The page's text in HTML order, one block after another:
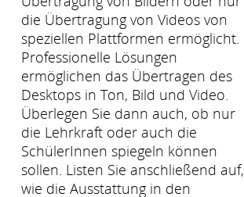
die Übertragung von Videos von
speziellen Plattformen ermöglicht.
Professionelle Lösungen
ermöglichen das Übertragen des
Desktops in Ton, Bild und Video.
Überlegen Sie dann auch, ob nur
die Lehrkraft oder auch die
SchülerInnen spiegeln können
sollen. Listen Sie anschließend auf,
wie die Ausstattung in den